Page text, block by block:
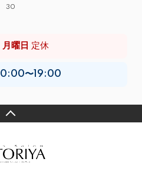
30
月曜日 定休
10:00〜19:00